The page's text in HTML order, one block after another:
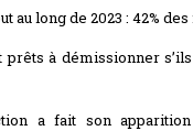
au long de 2023 : 42%
à démissionner
a fait son